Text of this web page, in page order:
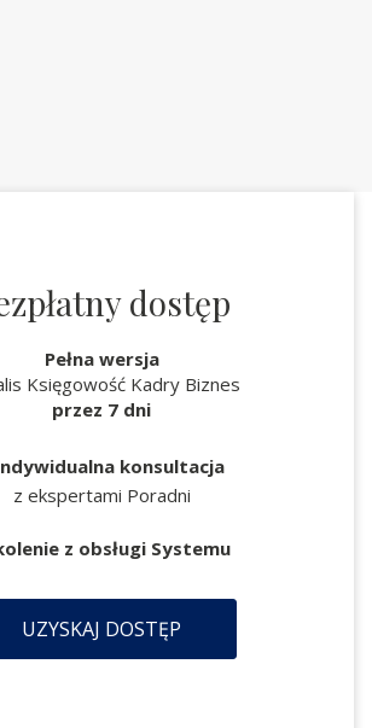
dostęp
Pełna wersja
Księgowość Kadry Biznes
przez 7 dni
konsultacja
z ekspertami Poradni
z obsługi Systemu
UZYSKAJ DOSTĘP